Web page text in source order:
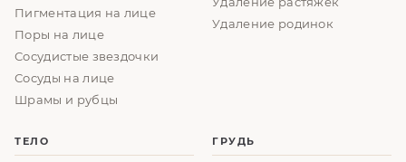
Пигментация на лице
Поры на лице
Сосудистые звездочки
Сосуды на лице
Шрамы и рубцы
Удаление родинок
ТЕЛО ГРУДЬ